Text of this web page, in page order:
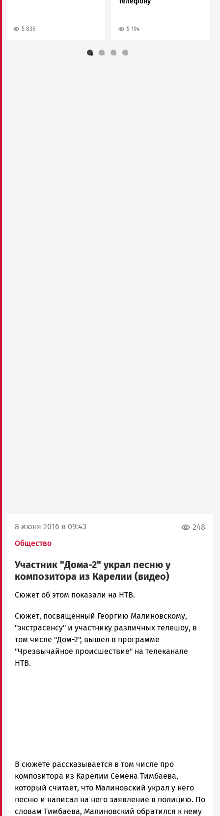
5 836 5 194
8 июня 2016 в 09:43
Общество
248
Участник "Дома-2" украл песню у
композитора из Карелии (видео)
Карен
Новости
Петрозаводска
и
Карелии
|
Сюжет об этом показали на НТВ.
Сюжет, посвященный Георгию Малиновскому,
"экстрасенсу" и участнику различных телешоу, в
том числе "Дом-2", вышел в программе
"Чрезвычайное происшествие" на телеканале
НТВ.
В сюжете рассказывается в том числе про
композитора из Карелии Семена Тимбаева,
который считает, что Малиновский украл у него
песню и написал на него заявление в полицию. По
словам Тимбаева, Малиновский обратился к нему